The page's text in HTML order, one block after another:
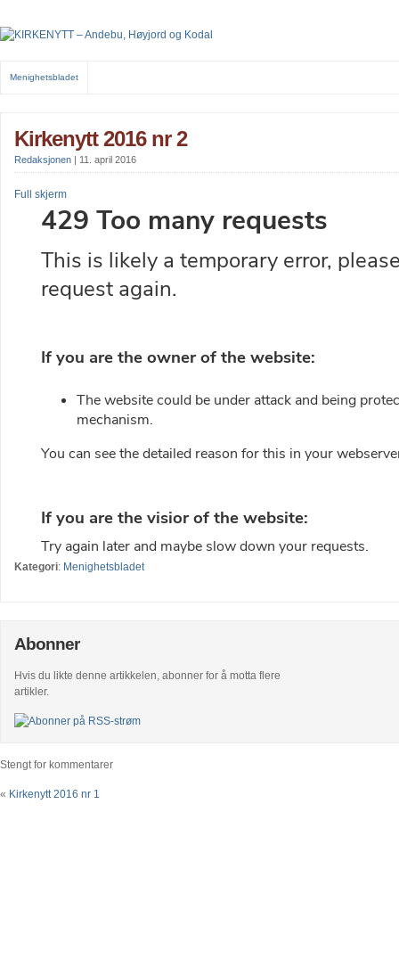
Menighetsbladet
Kirkenytt 2016 nr 2
Redaksjonen | 11. april 2016
Full skjerm
Kategori: Menighetsbladet
Abonner
Hvis du likte denne artikkelen, abonner for å motta flere
artikler.
Stengt for kommentarer
« Kirkenytt 2016 nr 1